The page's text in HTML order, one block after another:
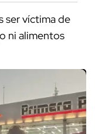
ser víctima de
ni alimentos